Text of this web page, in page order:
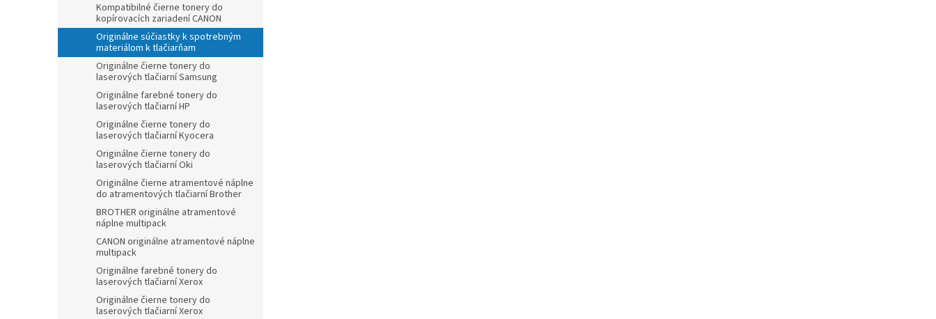
Kompatibilné čierne tonery do
kopírovacích zariadení CANON
Originálne súčiastky k spotrebným
materiálom k tlačiarňam
Originálne čierne tonery do
laserových tlačiarní Samsung
Originálne farebné tonery do
laserových tlačiarní HP
Originálne čierne tonery do
laserových tlačiarní Kyocera
Originálne čierne tonery do
laserových tlačiarní Oki
Originálne čierne atramentové náplne
do atramentových tlačiarní Brother
BROTHER originálne atramentové
náplne multipack
CANON originálne atramentové náplne
multipack
Originálne farebné tonery do
laserových tlačiarní Xerox
Originálne čierne tonery do
laserových tlačiarní Xerox